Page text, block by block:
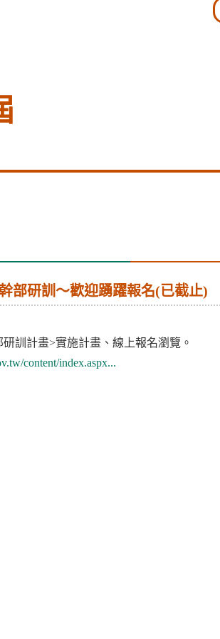
部研訓～歡迎踴躍報名(已截止)
訓計畫>實施計畫、線上報名瀏覽。
content/index.aspx...